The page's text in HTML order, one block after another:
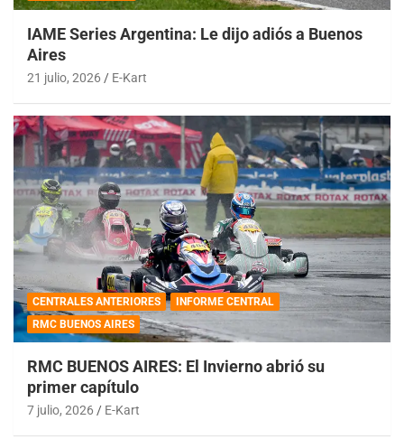
IAME Series Argentina: Le dijo adiós a Buenos
Aires
21 julio, 2026 E-Kart
CENTRALES ANTERIORES
INFORME CENTRAL
RMC BUENOS AIRES
RMC BUENOS AIRES: El Invierno abrió su
primer capítulo
7 julio, 2026 E-Kart